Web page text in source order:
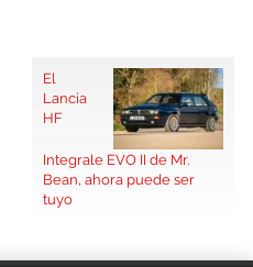
El
Lancia
HF
Integrale EVO II de Mr.
Bean, ahora puede ser
tuyo